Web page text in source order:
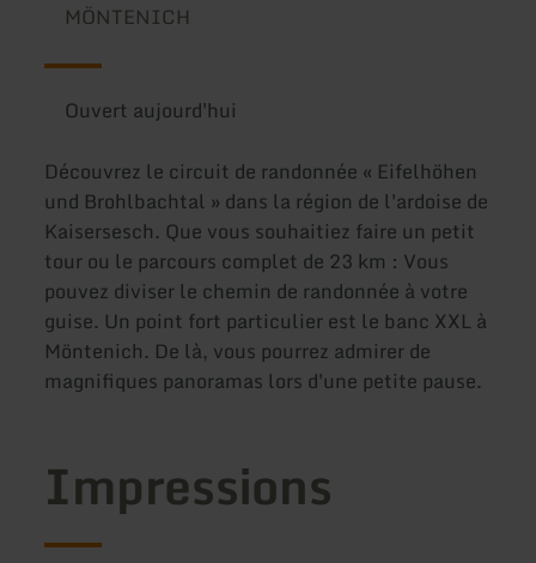
MÖNTENICH
Ouvert aujourd'hui
Découvrez le circuit de randonnée « Eifelhöhen
und Brohlbachtal » dans la région de l'ardoise de
Kaisersesch. Que vous souhaitiez faire un petit
tour ou le parcours complet de 23 km : Vous
pouvez diviser le chemin de randonnée à votre
guise. Un point fort particulier est le banc XXL à
Möntenich. De là, vous pourrez admirer de
magnifiques panoramas lors d'une petite pause.
Impressions